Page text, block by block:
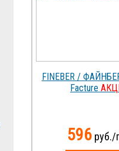
FINEBER /
Facture
596 руб./